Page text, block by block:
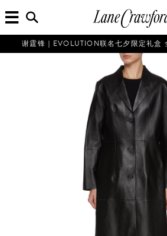
单
入
搜
索
信
息...
谢霆锋｜EVOLUTION联名七夕限定礼盒